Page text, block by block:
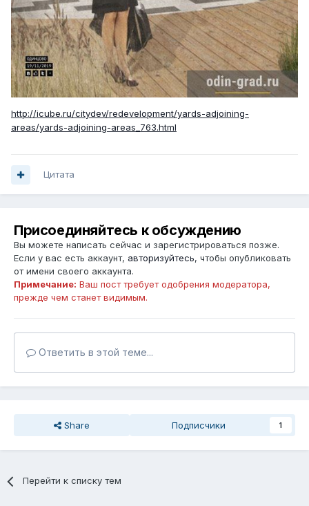
http://icube.ru/citydev/redevelopment/yards-adjoining-
areas/yards-adjoining-areas_763.html
Цитата
Присоединяйтесь к обсуждению
Вы можете написать сейчас и зарегистрироваться позже.
Если у вас есть аккаунт, авторизуйтесь, чтобы опубликовать
от имени своего аккаунта.
Примечание: Ваш пост требует одобрения модератора,
прежде чем станет видимым.
Ответить в этой теме...
Share Подписчики 1
Перейти к списку тем